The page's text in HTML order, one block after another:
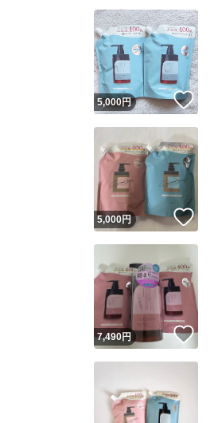
5,000円 い
5,000円 い
7,490円 い